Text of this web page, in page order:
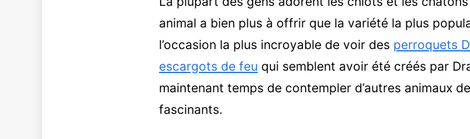
animal a bien plus à offrir que la variété la plus
l’occasion la plus incroyable de voir des perroquets
escargots de feu qui semblent avoir été créés par
maintenant temps de contempler d’autres animaux
fascinants.